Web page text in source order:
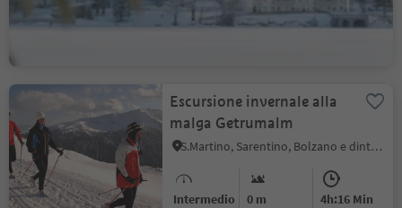
Facile 0 m 0h:30 Min
Escursione invernale alla
malga Getrumalm
S.Martino, Sarentino, Bolzano e dintorni
Intermedio 0 m 4h:16 Min